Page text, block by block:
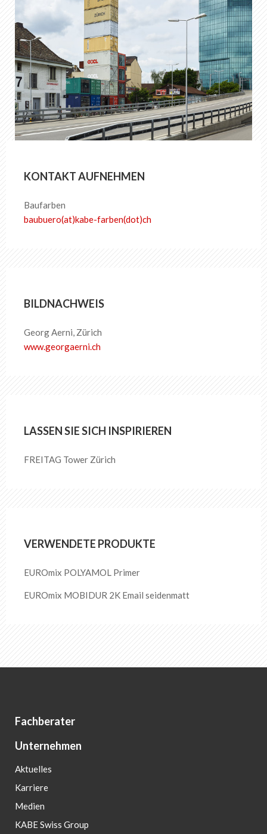
KONTAKT AUFNEHMEN
Baufarben
baubuero(at)kabe-​farben(dot)ch
BILDNACHWEIS
Georg Aerni, Zürich
www.georgaerni.ch
LASSEN SIE SICH INSPIRIEREN
FREITAG Tower Zürich
VERWENDETE PRODUKTE
EUROmix POLYAMOL Primer
EUROmix MOBIDUR 2K Email seidenmatt
Fachberater
Unternehmen
Aktuelles
Karriere
Medien
KABE Swiss Group